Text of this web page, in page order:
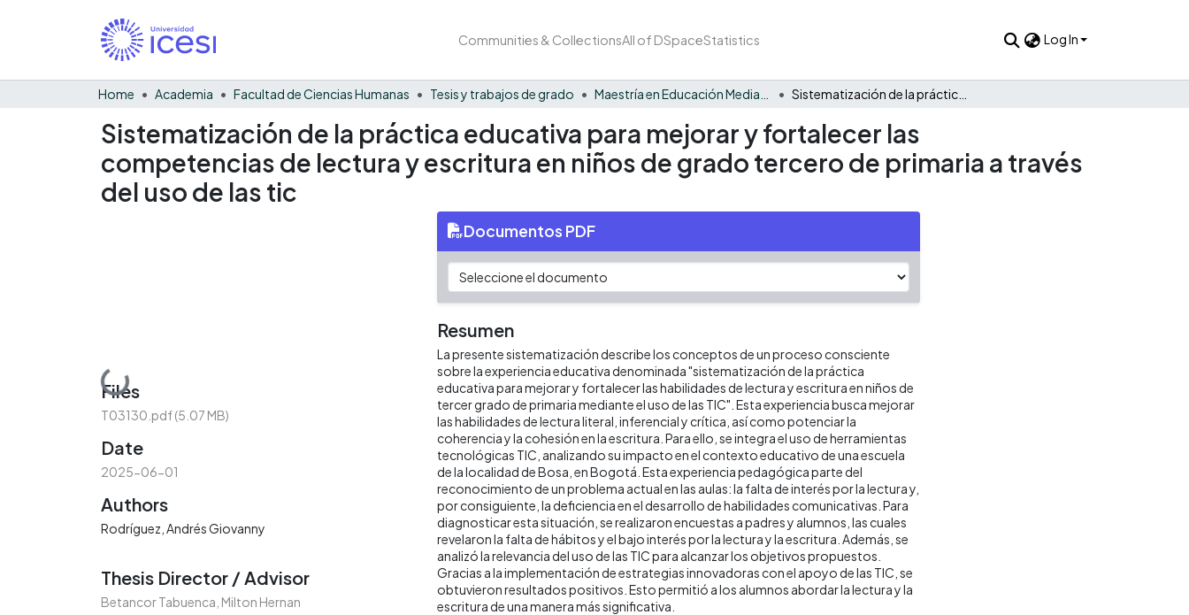
Communities & CollectionsAll of DSpaceStatistics Log In
Home Academia Facultad de Ciencias Humanas Tesis y trabajos de grado
Sistematización de la práctica educativa para mejorar y fortalecer las
competencias de lectura y escritura en niños de grado tercero de primaria a través
del uso de las tic
Loading...
Files
T03130.pdf(5.07 MB)
Date
2025-06-01
Authors
Rodríguez, Andrés Giovanny
Thesis Director / Advisor
Betancor Tabuenca, Milton Hernan
Documentos PDF
Resumen
La presente sistematización describe los conceptos de un proceso consciente
sobre la experiencia educativa denominada "sistematización de la práctica
educativa para mejorar y fortalecer las habilidades de lectura y escritura en niños de
tercer grado de primaria mediante el uso de las TIC". Esta experiencia busca mejorar
las habilidades de lectura literal, inferencial y crítica, así como potenciar la
coherencia y la cohesión en la escritura. Para ello, se integra el uso de herramientas
tecnológicas TIC, analizando su impacto en el contexto educativo de una escuela
de la localidad de Bosa, en Bogotá. Esta experiencia pedagógica parte del
reconocimiento de un problema actual en las aulas: la falta de interés por la lectura y,
por consiguiente, la deficiencia en el desarrollo de habilidades comunicativas. Para
diagnosticar esta situación, se realizaron encuestas a padres y alumnos, las cuales
revelaron la falta de hábitos y el bajo interés por la lectura y la escritura. Además, se
analizó la relevancia del uso de las TIC para alcanzar los objetivos propuestos.
Gracias a la implementación de estrategias innovadoras con el apoyo de las TIC, se
obtuvieron resultados positivos. Esto permitió a los alumnos abordar la lectura y la
escritura de una manera más significativa.